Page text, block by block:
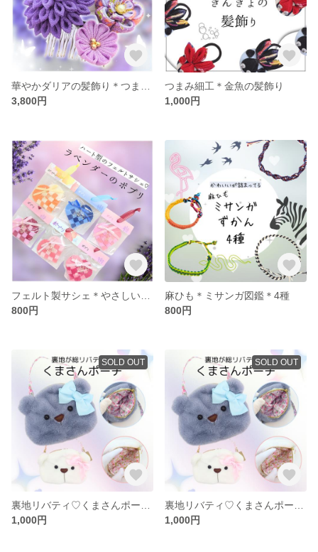
3,800円
つまみ細工＊金魚の髪飾り
1,000円
800円
麻ひも＊ミサンガ図鑑＊4種
800円
SOLD OUT
1,000円
SOLD OUT
1,000円